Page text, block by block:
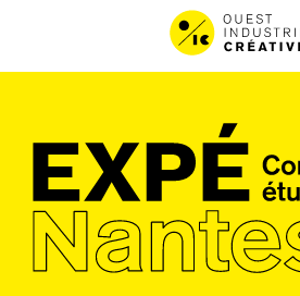
Aller au menu
Aller au contenu